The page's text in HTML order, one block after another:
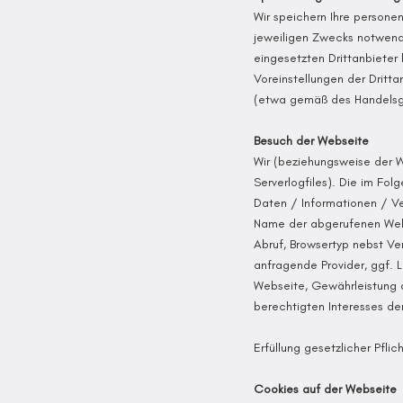
Wir speichern Ihre
jeweiligen Zwecks
eingesetzten Drittanbieter
Voreinstellungen der
(etwa gemäß des
Besuch der Webseite
Wir (beziehungsweise der
Serverlogfiles). Die im
Daten / Informationen /
Name der abgerufenen
Abruf, Browsertyp nebst
anfragende Provider, ggf.
Webseite, Gewährleistung
berechtigten Interesses
Erfüllung gesetzlicher
Cookies auf der Webseite